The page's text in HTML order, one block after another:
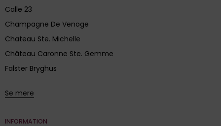
Calle 23
Champagne De Venoge
Chateau Ste. Michelle
Château Caronne Ste. Gemme
Falster Bryghus
Se mere
INFORMATION